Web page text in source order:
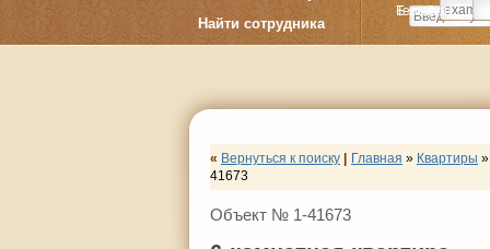
Найти сотрудника
E-mail
Телефон
« Вернуться к поиску Главная » Квартиры »
41673
Объект № 1-41673